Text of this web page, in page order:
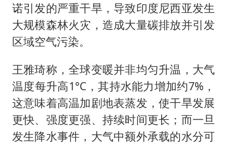
诺引发的严重干旱，导致印度尼西亚发生
大规模森林火灾，造成大量碳排放并引发
区域空气污染。
王雅琦称，全球变暖并非均匀升温，大气
温度每升高1°C，其持水能力增加约7%，
这意味着高温加剧地表蒸发，使干旱发展
更快、强度更强、持续时间更长；而一旦
发生降水事件，大气中额外承载的水分可